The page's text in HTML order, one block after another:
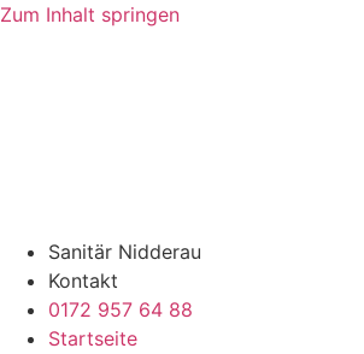
Zum Inhalt springen
Sanitär Nidderau
Kontakt
0172 957 64 88
Startseite